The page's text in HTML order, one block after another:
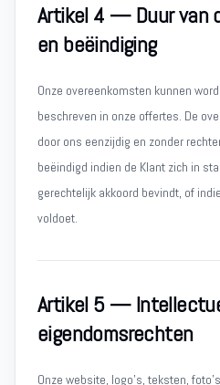
Artikel 4 — Duur van
en beëindiging
Onze overeenkomsten kunnen
beschreven in onze offertes. De
door ons eenzijdig en zonder
beëindigd indien de Klant zich in
gerechtelijk akkoord bevindt, of
voldoet.
Artikel 5 —
eigendomsrechten
Onze website, logo’s, teksten,